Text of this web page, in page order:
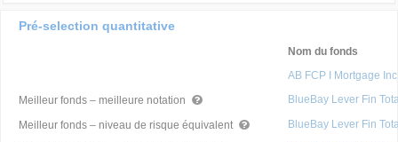
Pré-selection quantitative
Nom du fonds
AB FCP I Mortgage
Meilleur fonds – meilleure notation
BlueBay Lever Fin
Meilleur fonds – niveau de risque équivalent BlueBay Lever Fin